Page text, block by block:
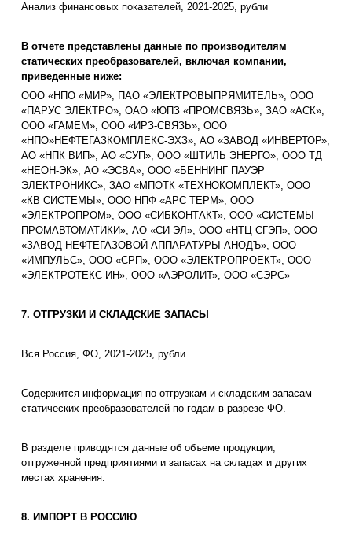
Анализ финансовых показателей, 2021-2025, рубли
В отчете представлены данные по производителям
статических преобразователей, включая компании,
приведенные ниже:
ООО «НПО «МИР», ПАО «ЭЛЕКТРОВЫПРЯМИТЕЛЬ», ООО
«ПАРУС ЭЛЕКТРО», ОАО «ЮПЗ «ПРОМСВЯЗЬ», ЗАО «АСК»,
ООО «ГАМЕМ», ООО «ИРЗ-СВЯЗЬ», ООО
«НПО»НЕФТЕГАЗКОМПЛЕКС-ЭХЗ», АО «ЗАВОД «ИНВЕРТОР»,
АО «НПК ВИП», АО «СУП», ООО «ШТИЛЬ ЭНЕРГО», ООО ТД
«НЕОН-ЭК», АО «ЭСВА», ООО «БЕННИНГ ПАУЭР
ЭЛЕКТРОНИКС», ЗАО «МПОТК «ТЕХНОКОМПЛЕКТ», ООО
«КВ СИСТЕМЫ», ООО НПФ «АРС ТЕРМ», ООО
«ЭЛЕКТРОПРОМ», ООО «СИБКОНТАКТ», ООО «СИСТЕМЫ
ПРОМАВТОМАТИКИ», АО «СИ-ЭЛ», ООО «НТЦ СГЭП», ООО
«ЗАВОД НЕФТЕГАЗОВОЙ АППАРАТУРЫ АНОДЪ», ООО
«ИМПУЛЬС», ООО «СРП», ООО «ЭЛЕКТРОПРОЕКТ», ООО
«ЭЛЕКТРОТЕКС-ИН», ООО «АЭРОЛИТ», ООО «СЭРС»
7. ОТГРУЗКИ И СКЛАДСКИЕ ЗАПАСЫ
Вся Россия, ФО, 2021-2025, рубли
Содержится информация по отгрузкам и складским запасам
статических преобразователей по годам в разрезе ФО.
В разделе приводятся данные об объеме продукции,
отгруженной предприятиями и запасах на складах и других
местах хранения.
8. ИМПОРТ В РОССИЮ